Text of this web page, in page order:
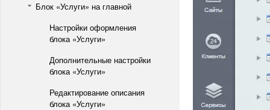
Блок «Услуги» на главной
Настройки оформления
блока «Услуги»
Дополнительные настройки
блока «Услуги»
Редактирование описания
блока «Услуги»